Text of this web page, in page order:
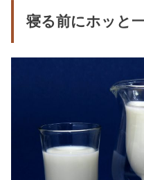
寝る前にホッと